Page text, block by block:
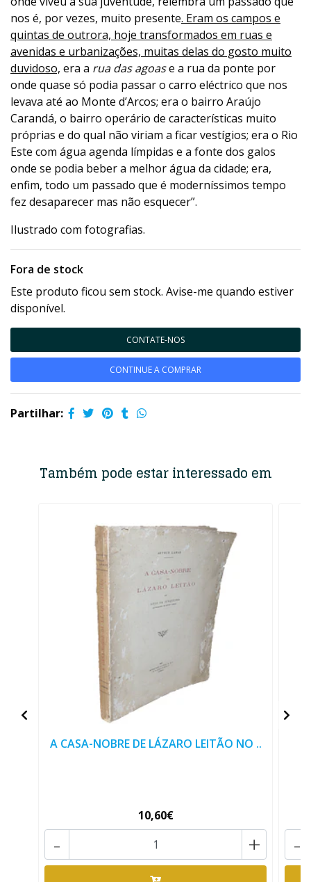
nos é, por vezes, muito presente. Eram os campos e
quintas de outrora, hoje transformados em ruas e
avenidas e urbanizações, muitas delas do gosto muito
duvidoso, era a rua das agoase a rua da ponte por
onde quase só podia passar o carro eléctrico que nos
levava até ao Monte d’Arcos; era o bairro Araújo
Carandá, o bairro operário de características muito
próprias e do qual não viriam a ficar vestígios; era o Rio
Este com água agenda límpidas e a fonte dos galos
onde se podia beber a melhor água da cidade; era,
enfim, todo um passado que é moderníssimos tempo
fez desaparecer mas não esquecer”.
Ilustrado com fotografias.
Fora de stock
Este produto ficou sem stock. Avise-me quando estiver
disponível.
CONTATE-NOS
CONTINUE A COMPRAR
Partilhar:
Também pode estar interessado em
A CASA-NOBRE DE LÁZARO LEITÃO NO ..
10,60€
+
- -